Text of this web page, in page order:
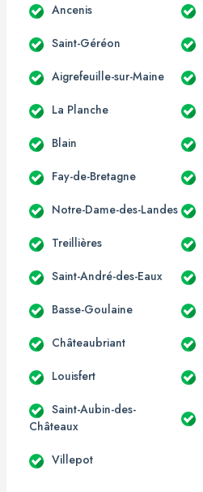
Ancenis
Saint-Géréon
Aigrefeuille-sur-Maine
La Planche
Blain
Fay-de-Bretagne
Notre-Dame-des-Landes
Treillières
Saint-André-des-Eaux
Basse-Goulaine
Châteaubriant
Louisfert
Saint-Aubin-des-
Châteaux
Villepot